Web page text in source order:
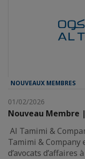
NOUVEAUX MEMBRES
01/02/2026
Nouveau Membre
Al Tamimi &
Tamimi & Company
d’avocats d’affaires